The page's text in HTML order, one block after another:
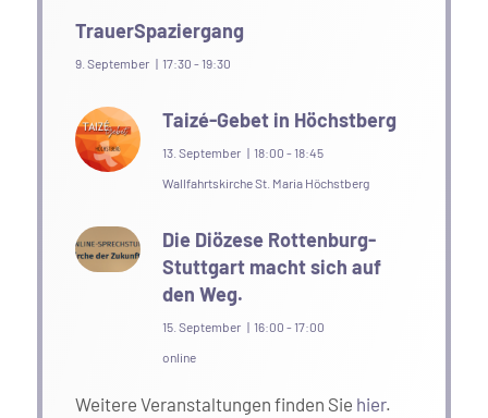
TrauerSpaziergang
9. September | 17:30 - 19:30
Taizé-Gebet in Höchstberg
13. September | 18:00 - 18:45
Wallfahrtskirche St. Maria Höchstberg
Die Diözese Rottenburg-
Stuttgart macht sich auf
den Weg.
15. September | 16:00 - 17:00
online
Weitere Veranstaltungen finden Sie hier.